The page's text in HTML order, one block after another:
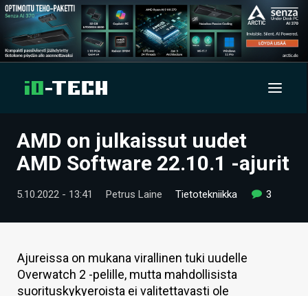
UUTISET
TIETOA
AMD on julkaissut uudet
AMD Software 22.10.1 -ajurit
5.10.2022 - 13:41 Petrus Laine Tietotekniikka 3
Ajureissa on mukana virallinen tuki uudelle
Overwatch 2 -pelille, mutta mahdollisista
suorituskykyeroista ei valitettavasti ole